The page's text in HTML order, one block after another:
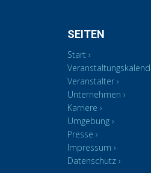
SEITEN
Start
Veranstalter
Unternehmen
Karriere
Umgebung
Presse
Impressum
Datenschutz